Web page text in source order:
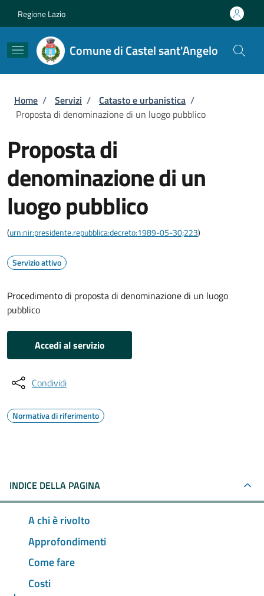
Regione Lazio
Comune di Castel sant'Angelo
Briciole di pane
Home / Servizi / Catasto e urbanistica /
Proposta di denominazione di un luogo pubblico
Proposta di
denominazione di un
luogo pubblico
(urn:nir:presidente.repubblica:decreto:1989-05-30;223)
Servizio attivo
Procedimento di proposta di denominazione di un luogo
pubblico
Accedi al servizio
Condividi
Normativa di riferimento
INDICE DELLA PAGINA
A chi è rivolto
Approfondimenti
Come fare
Costi